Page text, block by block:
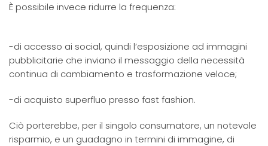
È possibile invece ridurre la frequenza:
-di accesso ai social, quindi l’esposizione ad immagini
pubblicitarie che inviano il messaggio della necessità
continua di cambiamento e trasformazione veloce;
-di acquisto superfluo presso fast fashion.
Ciò porterebbe, per il singolo consumatore, un notevole
risparmio, e un guadagno in termini di immagine, di